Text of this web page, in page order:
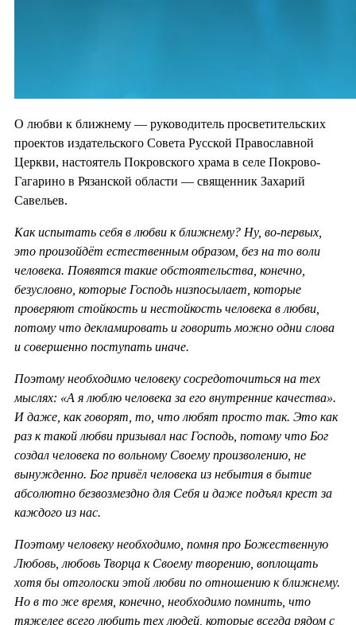
О любви к ближнему — руководитель просветительских
проектов издательского Совета Русской Православной
Церкви, настоятель Покровского храма в селе Покрово-
Гагарино в Рязанской области — священник Захарий
Савельев.
Как испытать себя в любви к ближнему? Ну, во-первых,
это произойдёт естественным образом, без на то воли
человека. Появятся такие обстоятельства, конечно,
безусловно, которые Господь низпосылает, которые
проверяют стойкость и нестойкость человека в любви,
потому что декламировать и говорить можно одни слова
и совершенно поступать иначе.
Поэтому необходимо человеку сосредоточиться на тех
мыслях: «А я люблю человека за его внутренние качества».
И даже, как говорят, то, что любят просто так. Это как
раз к такой любви призывал нас Господь, потому что Бог
создал человека по вольному Своему произволению, не
вынужденно. Бог привёл человека из небытия в бытие
абсолютно безвозмездно для Себя и даже подъял крест за
каждого из нас.
Поэтому человеку необходимо, помня про Божественную
Любовь, любовь Творца к Своему творению, воплощать
хотя бы отголоски этой любви по отношению к ближнему.
Но в то же время, конечно, необходимо помнить, что
тяжелее всего любить тех людей, которые всегда рядом с